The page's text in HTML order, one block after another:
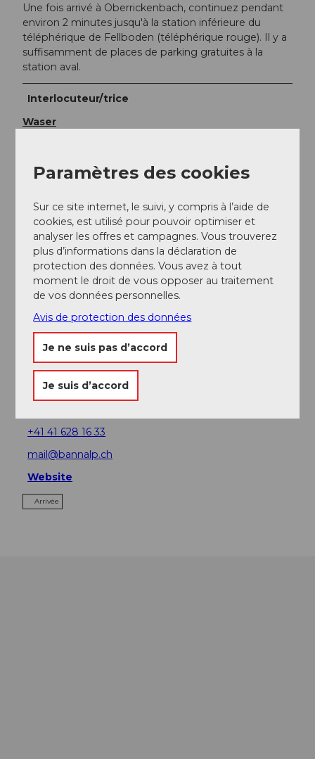
Une fois arrivé à Oberrickenbach, continuez pendant
environ 2 minutes jusqu'à la station inférieure du
téléphérique de Fellboden (téléphérique rouge). Il y a
suffisamment de places de parking gratuites à la
station aval.
Interlocuteur/trice
Waser
A proximité Regarder sur la carte
A voir
Excursions
Contact
Luftseilbahn Bannalp
Betriebsleitung
+41 41 628 16 33
mail@bannalp.ch
Website
Arrivée
Paramètres des cookies
Sur ce site internet, le suivi, y compris à l’aide de
cookies, est utilisé pour pouvoir optimiser et
analyser les offres et campagnes. Vous trouverez
plus d’informations dans la déclaration de
protection des données. Vous avez à tout
moment le droit de vous opposer au traitement
de vos données personnelles.
Avis de protection des données
Je ne suis pas d’accord
Je suis d’accord